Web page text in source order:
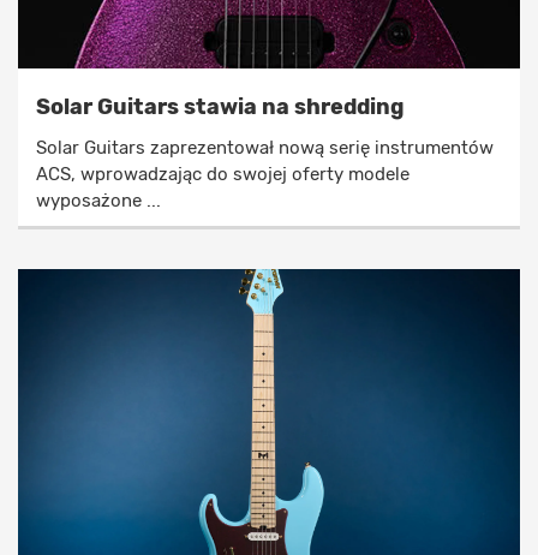
Solar Guitars stawia na shredding
Solar Guitars zaprezentował nową serię instrumentów
ACS, wprowadzając do swojej oferty modele
wyposażone ...